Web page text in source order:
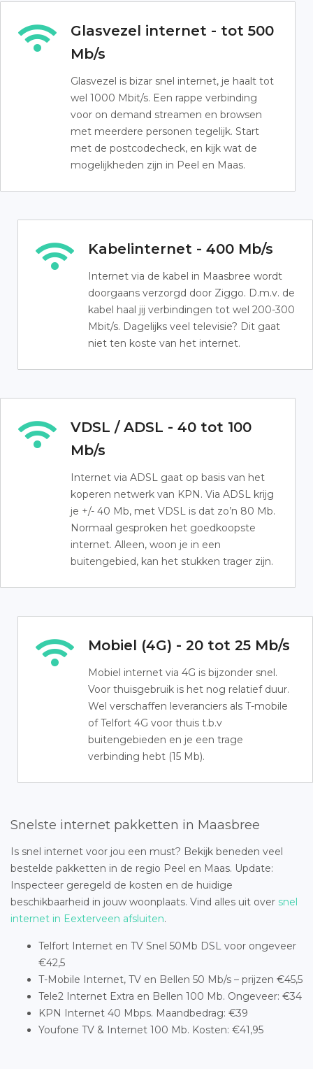
Glasvezel internet - tot 500
Mb/s
Glasvezel is bizar snel internet, je haalt tot
wel 1000 Mbit/s. Een rappe verbinding
voor on demand streamen en browsen
met meerdere personen tegelijk. Start
met de postcodecheck, en kijk wat de
mogelijkheden zijn in Peel en Maas.
Kabelinternet - 400 Mb/s
Internet via de kabel in Maasbree wordt
doorgaans verzorgd door Ziggo. D.m.v. de
kabel haal jij verbindingen tot wel 200-300
Mbit/s. Dagelijks veel televisie? Dit gaat
niet ten koste van het internet.
VDSL / ADSL - 40 tot 100
Mb/s
Internet via ADSL gaat op basis van het
koperen netwerk van KPN. Via ADSL krijg
je +/- 40 Mb, met VDSL is dat zo’n 80 Mb.
Normaal gesproken het goedkoopste
internet. Alleen, woon je in een
buitengebied, kan het stukken trager zijn.
Mobiel (4G) - 20 tot 25 Mb/s
Mobiel internet via 4G is bijzonder snel.
Voor thuisgebruik is het nog relatief duur.
Wel verschaffen leveranciers als T-mobile
of Telfort 4G voor thuis t.b.v
buitengebieden en je een trage
verbinding hebt (15 Mb).
Snelste internet pakketten in Maasbree
Is snel internet voor jou een must? Bekijk beneden veel
bestelde pakketten in de regio Peel en Maas. Update:
Inspecteer geregeld de kosten en de huidige
beschikbaarheid in jouw woonplaats. Vind alles uit over snel
internet in Eexterveen afsluiten.
Telfort Internet en TV Snel 50Mb DSL voor ongeveer
€42,5
T-Mobile Internet, TV en Bellen 50 Mb/s – prijzen €45,5
Tele2 Internet Extra en Bellen 100 Mb. Ongeveer: €34
KPN Internet 40 Mbps. Maandbedrag: €39
Youfone TV & Internet 100 Mb. Kosten: €41,95